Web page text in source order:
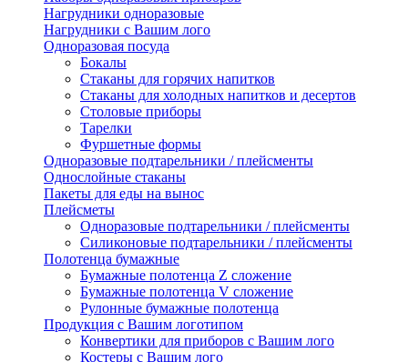
Нагрудники одноразовые
Нагрудники с Вашим лого
Одноразовая посуда
Бокалы
Стаканы для горячих напитков
Стаканы для холодных напитков и десертов
Столовые приборы
Тарелки
Фуршетные формы
Одноразовые подтарельники / плейсменты
Однослойные стаканы
Пакеты для еды на вынос
Плейсметы
Одноразовые подтарельники / плейсменты
Силиконовые подтарельники / плейсменты
Полотенца бумажные
Бумажные полотенца Z сложение
Бумажные полотенца V сложение
Рулонные бумажные полотенца
Продукция с Вашим логотипом
Конвертики для приборов с Вашим лого
Костеры с Вашим лого